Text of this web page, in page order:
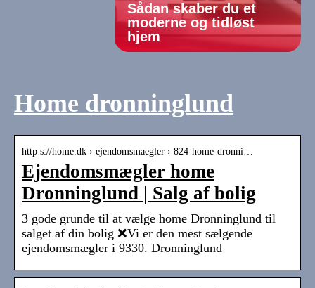
Sådan skaber du et
moderne og tidløst
hjem
Home dronninglund
http s://home.dk › ejendomsmaegler › 824-home-dronni…
Ejendomsmægler home
Dronninglund | Salg af bolig
3 gode grunde til at vælge home Dronninglund til
salget af din bolig ❌Vi er den mest sælgende
ejendomsmægler i 9330. Dronninglund